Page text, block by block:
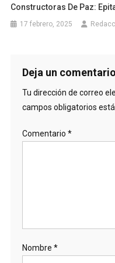
Constructoras De Paz:
17 febrero, 2025
Deja un comentario
Tu dirección de correo
campos obligatorios
Comentario *
Nombre *